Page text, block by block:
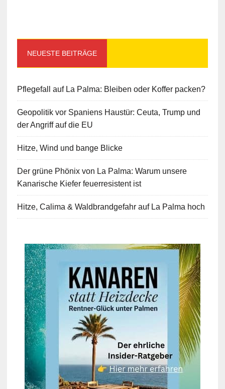
NEUESTE BEITRÄGE
Pflegefall auf La Palma: Bleiben oder Koffer packen?
Geopolitik vor Spaniens Haustür: Ceuta, Trump und
der Angriff auf die EU
Hitze, Wind und bange Blicke
Der grüne Phönix von La Palma: Warum unsere
Kanarische Kiefer feuerresistent ist
Hitze, Calima & Waldbrandgefahr auf La Palma hoch